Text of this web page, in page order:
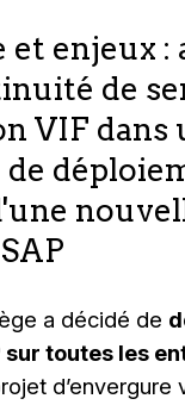
et enjeux :
de
VIF dans
a décidé de
sur toutes les
d’envergure